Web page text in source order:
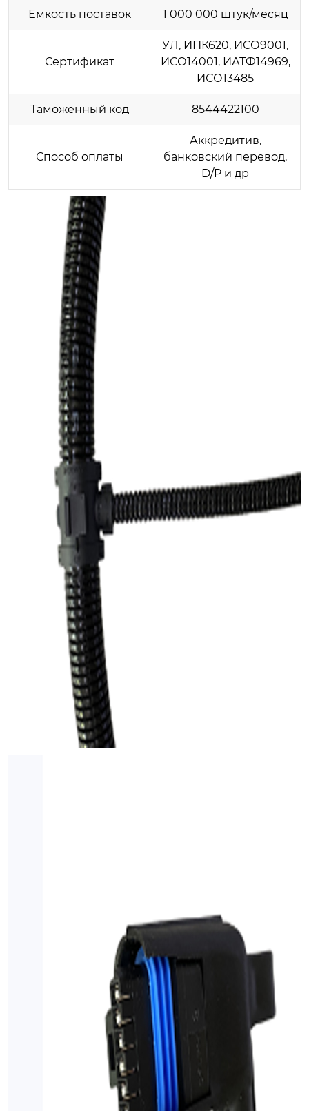
Емкость поставок 1 000 000 штук/месяц
Сертификат
УЛ, ИПК620, ИСО9001,
ИСО14001, ИАТФ14969,
ИСО13485
Таможенный код 8544422100
Способ оплаты
Аккредитив,
банковский перевод,
D/P и др